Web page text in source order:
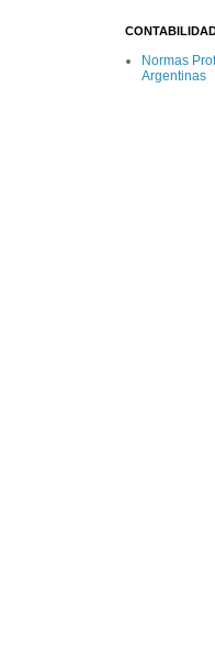
Normas
Argentinas